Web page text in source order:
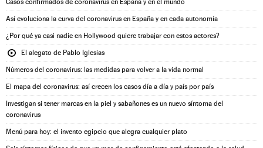
Así evoluciona la curva del coronavirus en España y en cada autonomía
¿Por qué ya casi nadie en Hollywood quiere trabajar con estos actores?
El alegato de Pablo Iglesias
Números del coronavirus: las medidas para volver a la vida normal
El mapa del coronavirus: así crecen los casos día a día y país por país
Investigan si tener marcas en la piel y sabañones es un nuevo síntoma del
coronavirus
Menú para hoy: el invento egipcio que alegra cualquier plato